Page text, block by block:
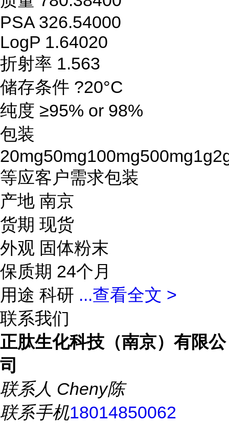
PSA 326.54000
LogP 1.64020
折射率 1.563
储存条件 ?20°C
纯度 ≥95% or 98%
包装
等应客户需求包装
产地 南京
货期 现货
外观 固体粉末
保质期 24个月
用途 科研 ...查看全文 >
联系我们
正肽生化科技（南京）有限公
司
联系人 Cheny陈
联系手机18014850062